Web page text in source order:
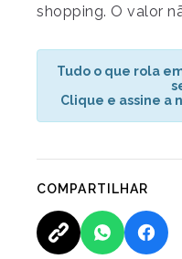
shopping. O valor
Tudo o que rola
Clique e assine a
COMPARTILHAR